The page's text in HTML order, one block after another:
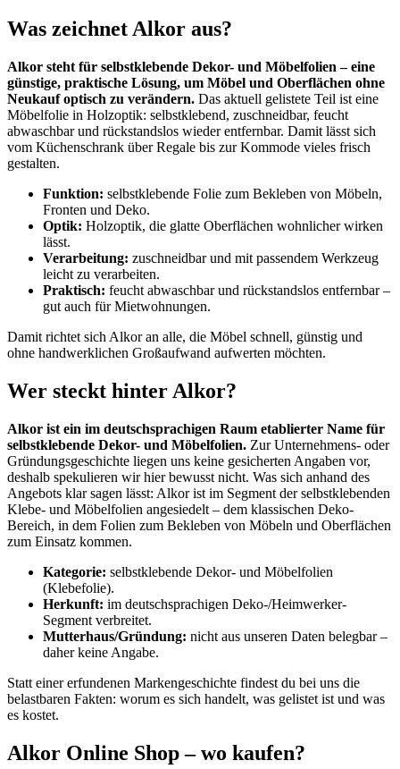
Was zeichnet Alkor aus?
Alkor steht für selbstklebende Dekor- und Möbelfolien – eine
günstige, praktische Lösung, um Möbel und Oberflächen ohne
Neukauf optisch zu verändern. Das aktuell gelistete Teil ist eine
Möbelfolie in Holzoptik: selbstklebend, zuschneidbar, feucht
abwaschbar und rückstandslos wieder entfernbar. Damit lässt sich
vom Küchenschrank über Regale bis zur Kommode vieles frisch
gestalten.
Funktion: selbstklebende Folie zum Bekleben von Möbeln,
Fronten und Deko.
Optik: Holzoptik, die glatte Oberflächen wohnlicher wirken
lässt.
Verarbeitung: zuschneidbar und mit passendem Werkzeug
leicht zu verarbeiten.
Praktisch: feucht abwaschbar und rückstandslos entfernbar –
gut auch für Mietwohnungen.
Damit richtet sich Alkor an alle, die Möbel schnell, günstig und
ohne handwerklichen Großaufwand aufwerten möchten.
Wer steckt hinter Alkor?
Alkor ist ein im deutschsprachigen Raum etablierter Name für
selbstklebende Dekor- und Möbelfolien. Zur Unternehmens- oder
Gründungsgeschichte liegen uns keine gesicherten Angaben vor,
deshalb spekulieren wir hier bewusst nicht. Was sich anhand des
Angebots klar sagen lässt: Alkor ist im Segment der selbstklebenden
Klebe- und Möbelfolien angesiedelt – dem klassischen Deko-
Bereich, in dem Folien zum Bekleben von Möbeln und Oberflächen
zum Einsatz kommen.
Kategorie: selbstklebende Dekor- und Möbelfolien
(Klebefolie).
Herkunft: im deutschsprachigen Deko-/Heimwerker-
Segment verbreitet.
Mutterhaus/Gründung: nicht aus unseren Daten belegbar –
daher keine Angabe.
Statt einer erfundenen Markengeschichte findest du bei uns die
belastbaren Fakten: worum es sich handelt, was gelistet ist und was
es kostet.
Alkor Online Shop – wo kaufen?